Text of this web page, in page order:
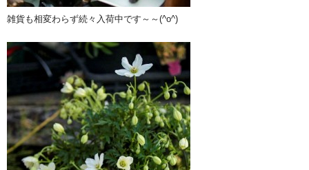
雑貨も相変わらず続々入荷中です～～(^o^)